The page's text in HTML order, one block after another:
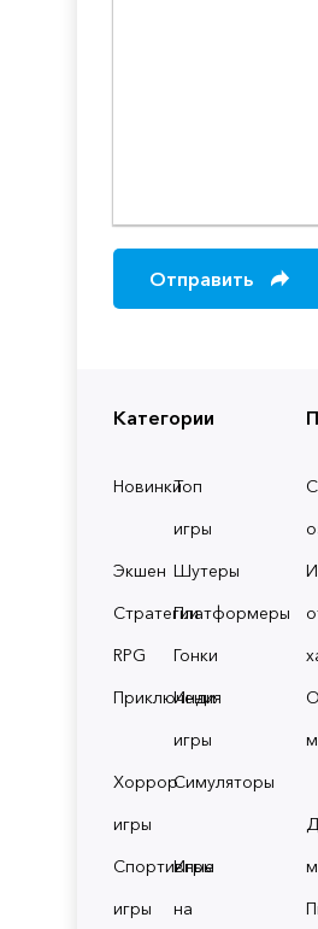
Категории
НовинкиТоп
игры
Экшен Шутеры
СтратегииПлатформеры
RPG
Гонки
Приключения
Инди
игры
Хоррор
игры
Симуляторы
Спортивные
игры
Игры
на
Отправить